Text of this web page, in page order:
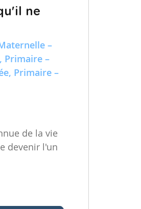
ne
–
Primaire –
Primaire –
de la vie
devenir l'un